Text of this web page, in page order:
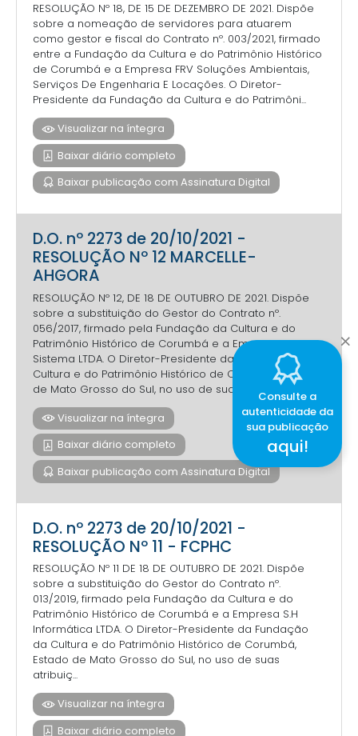
RESOLUÇÃO Nº 18, DE 15 DE DEZEMBRO DE 2021. Dispõe
sobre a nomeação de servidores para atuarem
como gestor e fiscal do Contrato nº. 003/2021, firmado
entre a Fundação da Cultura e do Patrimônio Histórico
de Corumbá e a Empresa FRV Soluções Ambientais,
Serviços De Engenharia E Locações. O Diretor-
Presidente da Fundação da Cultura e do Patrimôni...
Visualizar na íntegra
Baixar diário completo
Baixar publicação com Assinatura Digital
D.O. nº 2273 de 20/10/2021 -
RESOLUÇÃO Nº 12 MARCELLE-
AHGORA
RESOLUÇÃO Nº 12, DE 18 DE OUTUBRO DE 2021. Dispõe
sobre a substituição do Gestor do Contrato nº.
056/2017, firmado pela Fundação da Cultura e do
Patrimônio Histórico de Corumbá e a Empresa Ahgora
Sistema LTDA. O Diretor-Presidente da Fundação da
Cultura e do Patrimônio Histórico de Corumbá, Estado
de Mato Grosso do Sul, no uso de suas atribuiç...
Visualizar na íntegra
Baixar diário completo
Baixar publicação com Assinatura Digital
D.O. nº 2273 de 20/10/2021 -
RESOLUÇÃO Nº 11 - FCPHC
RESOLUÇÃO Nº 11 DE 18 DE OUTUBRO DE 2021. Dispõe
sobre a substituição do Gestor do Contrato nº.
013/2019, firmado pela Fundação da Cultura e do
Patrimônio Histórico de Corumbá e a Empresa S.H
Informática LTDA. O Diretor-Presidente da Fundação
da Cultura e do Patrimônio Histórico de Corumbá,
Estado de Mato Grosso do Sul, no uso de suas
atribuiç...
Visualizar na íntegra
Baixar diário completo
Consulte a
autenticidade da
sua publicação
aqui!